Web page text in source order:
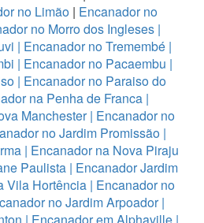
no Limão | Encanador no
no Morro dos Ingleses |
| Encanador no Tremembé|
| Encanador no Pacaembu |
| Encanador no Paraiso do
na Penha de Franca |
Manchester| Encanador no
no Jardim Promissão |
| Encanador na Nova Piraju
Paulista | Encanador Jardim
Vila Hortência| Encanador no
no Jardim Arpoador|
| Encanador em Alphaville |